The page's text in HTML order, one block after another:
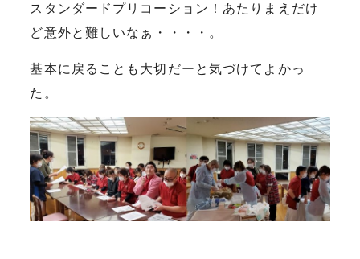
スタンダードプリコーション！あたりまえだけ
ど意外と難しいなぁ・・・・。
基本に戻ることも大切だーと気づけてよかっ
た。